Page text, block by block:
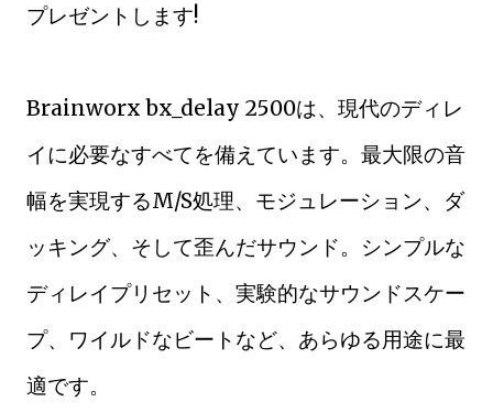
プレゼントします!
Brainworx bx_delay 2500は、現代のディレ
イに必要なすべてを備えています。最大限の音
幅を実現するM/S処理、モジュレーション、ダ
ッキング、そして歪んだサウンド。シンプルな
ディレイプリセット、実験的なサウンドスケー
プ、ワイルドなビートなど、あらゆる用途に最
適です。